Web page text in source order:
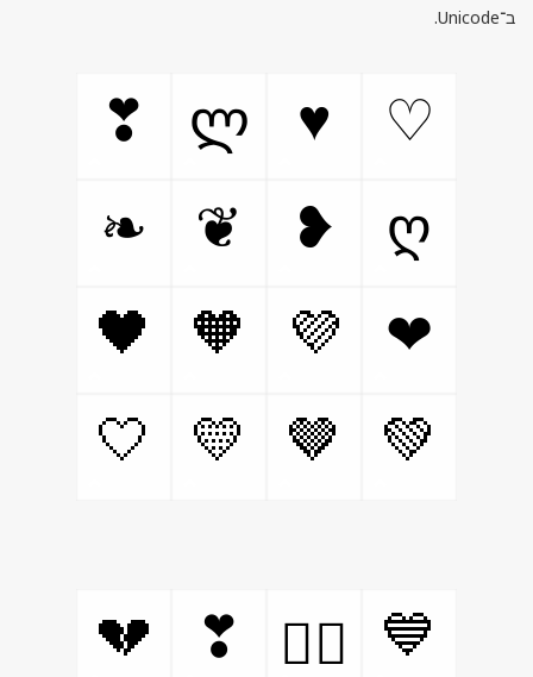
ב־Unicode.
♡
♥
ლ
❣
ღ
❥
❦
❧
❤
💜
🧡
🖤
💚
🤎
💛
🤍
💙
❤️‍🔥
❣
💔